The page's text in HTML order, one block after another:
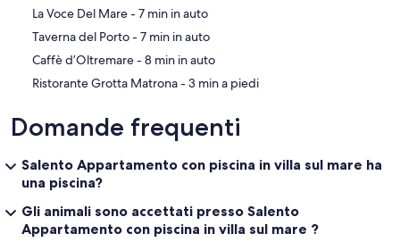
‪La Voce Del Mare - ‬7 min in auto
‪Taverna del Porto - ‬7 min in auto
‪Caffè d’Oltremare - ‬8 min in auto
‪Ristorante Grotta Matrona - ‬3 min a piedi
Domande frequenti
Salento Appartamento con piscina in villa sul mare ha
una piscina?
Gli animali sono accettati presso Salento
Appartamento con piscina in villa sul mare ?